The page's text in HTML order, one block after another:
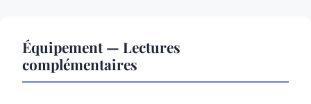
Équipement — Lectures
complémentaires